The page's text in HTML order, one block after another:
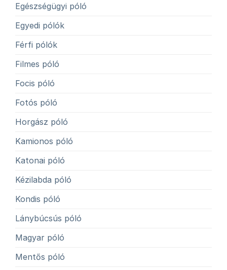
Egészségügyi póló
Egyedi pólók
Férfi pólók
Filmes póló
Focis póló
Fotós póló
Horgász póló
Kamionos póló
Katonai póló
Kézilabda póló
Kondis póló
Lánybúcsús póló
Magyar póló
Mentős póló